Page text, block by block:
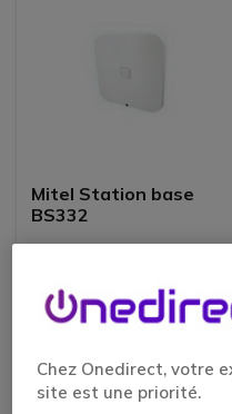
Mitel Station base
BS332
1032,85 €
775,95 € HT -25%
Chez Onedirect, votre
site est une priorité.